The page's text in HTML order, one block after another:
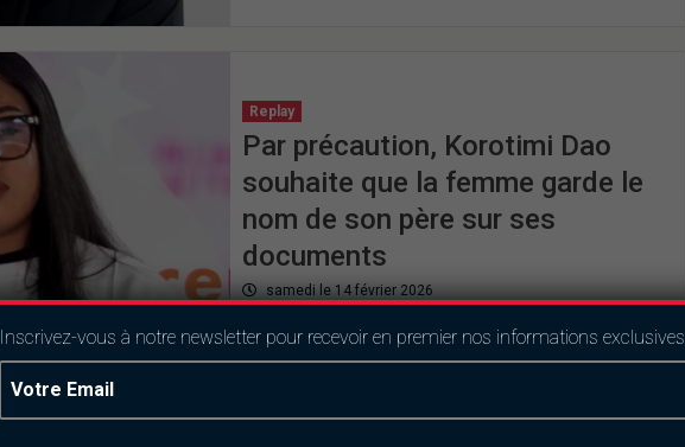
Replay
Par précaution, Korotimi Dao
souhaite que la femme garde le
nom de son père sur ses
documents
samedi le 14 février 2026
Inscrivez-vous à notre newsletter pour recevoir en premier nos informations exclusives